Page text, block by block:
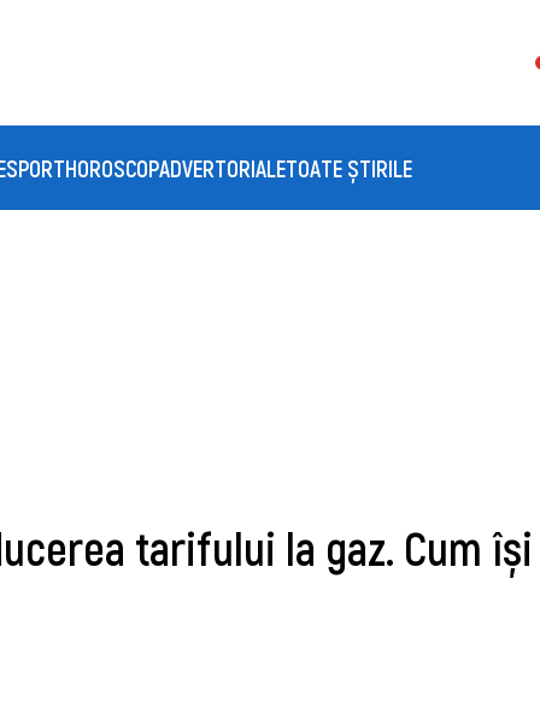
SPORTHOROSCOPADVERTORIALETOATE ȘTIRILE
tarifului la gaz. Cum își